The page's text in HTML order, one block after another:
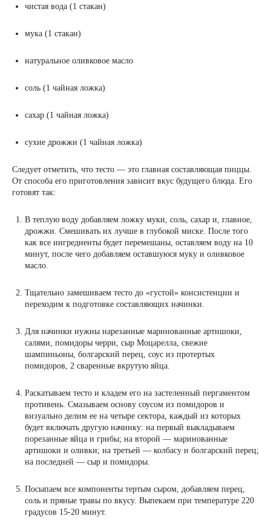
чистая вода (1 стакан)
мука (1 стакан)
натуральное оливковое масло
соль (1 чайная ложка)
сахар (1 чайная ложка)
сухие дрожжи (1 чайная ложка)
Следует отметить, что тесто ― это главная составляющая пиццы.
От способа его приготовления зависит вкус будущего блюда. Его
готовят так:
В теплую воду добавляем ложку муки, соль, сахар и, главное,
дрожжи. Смешивать их лучше в глубокой миске. После того
как все ингредиенты будет перемешаны, оставляем воду на 10
минут, после чего добавляем оставшуюся муку и оливковое
масло.
Тщательно замешиваем тесто до «густой» консистенции и
переходим к подготовке составляющих начинки.
Для начинки нужны нарезанные маринованные артишоки,
салями, помидоры черри, сыр Моцарелла, свежие
шампиньоны, болгарский перец, соус из протертых
помидоров, 2 сваренные вкрутую яйца.
Раскатываем тесто и кладем его на застеленный пергаментом
противень. Смазываем основу соусом из помидоров и
визуально делим ее на четыре сектора, каждый из которых
будет включать другую начинку: на первый выкладываем
порезанные яйца и грибы; на второй ― маринованные
артишоки и оливки; на третьей ― колбасу и болгарский перец;
на последней ― сыр и помидоры.
Посыпаем все компоненты тертым сыром, добавляем перец,
соль и пряные травы по вкусу. Выпекаем при температуре 220
градусов 15-20 минут.